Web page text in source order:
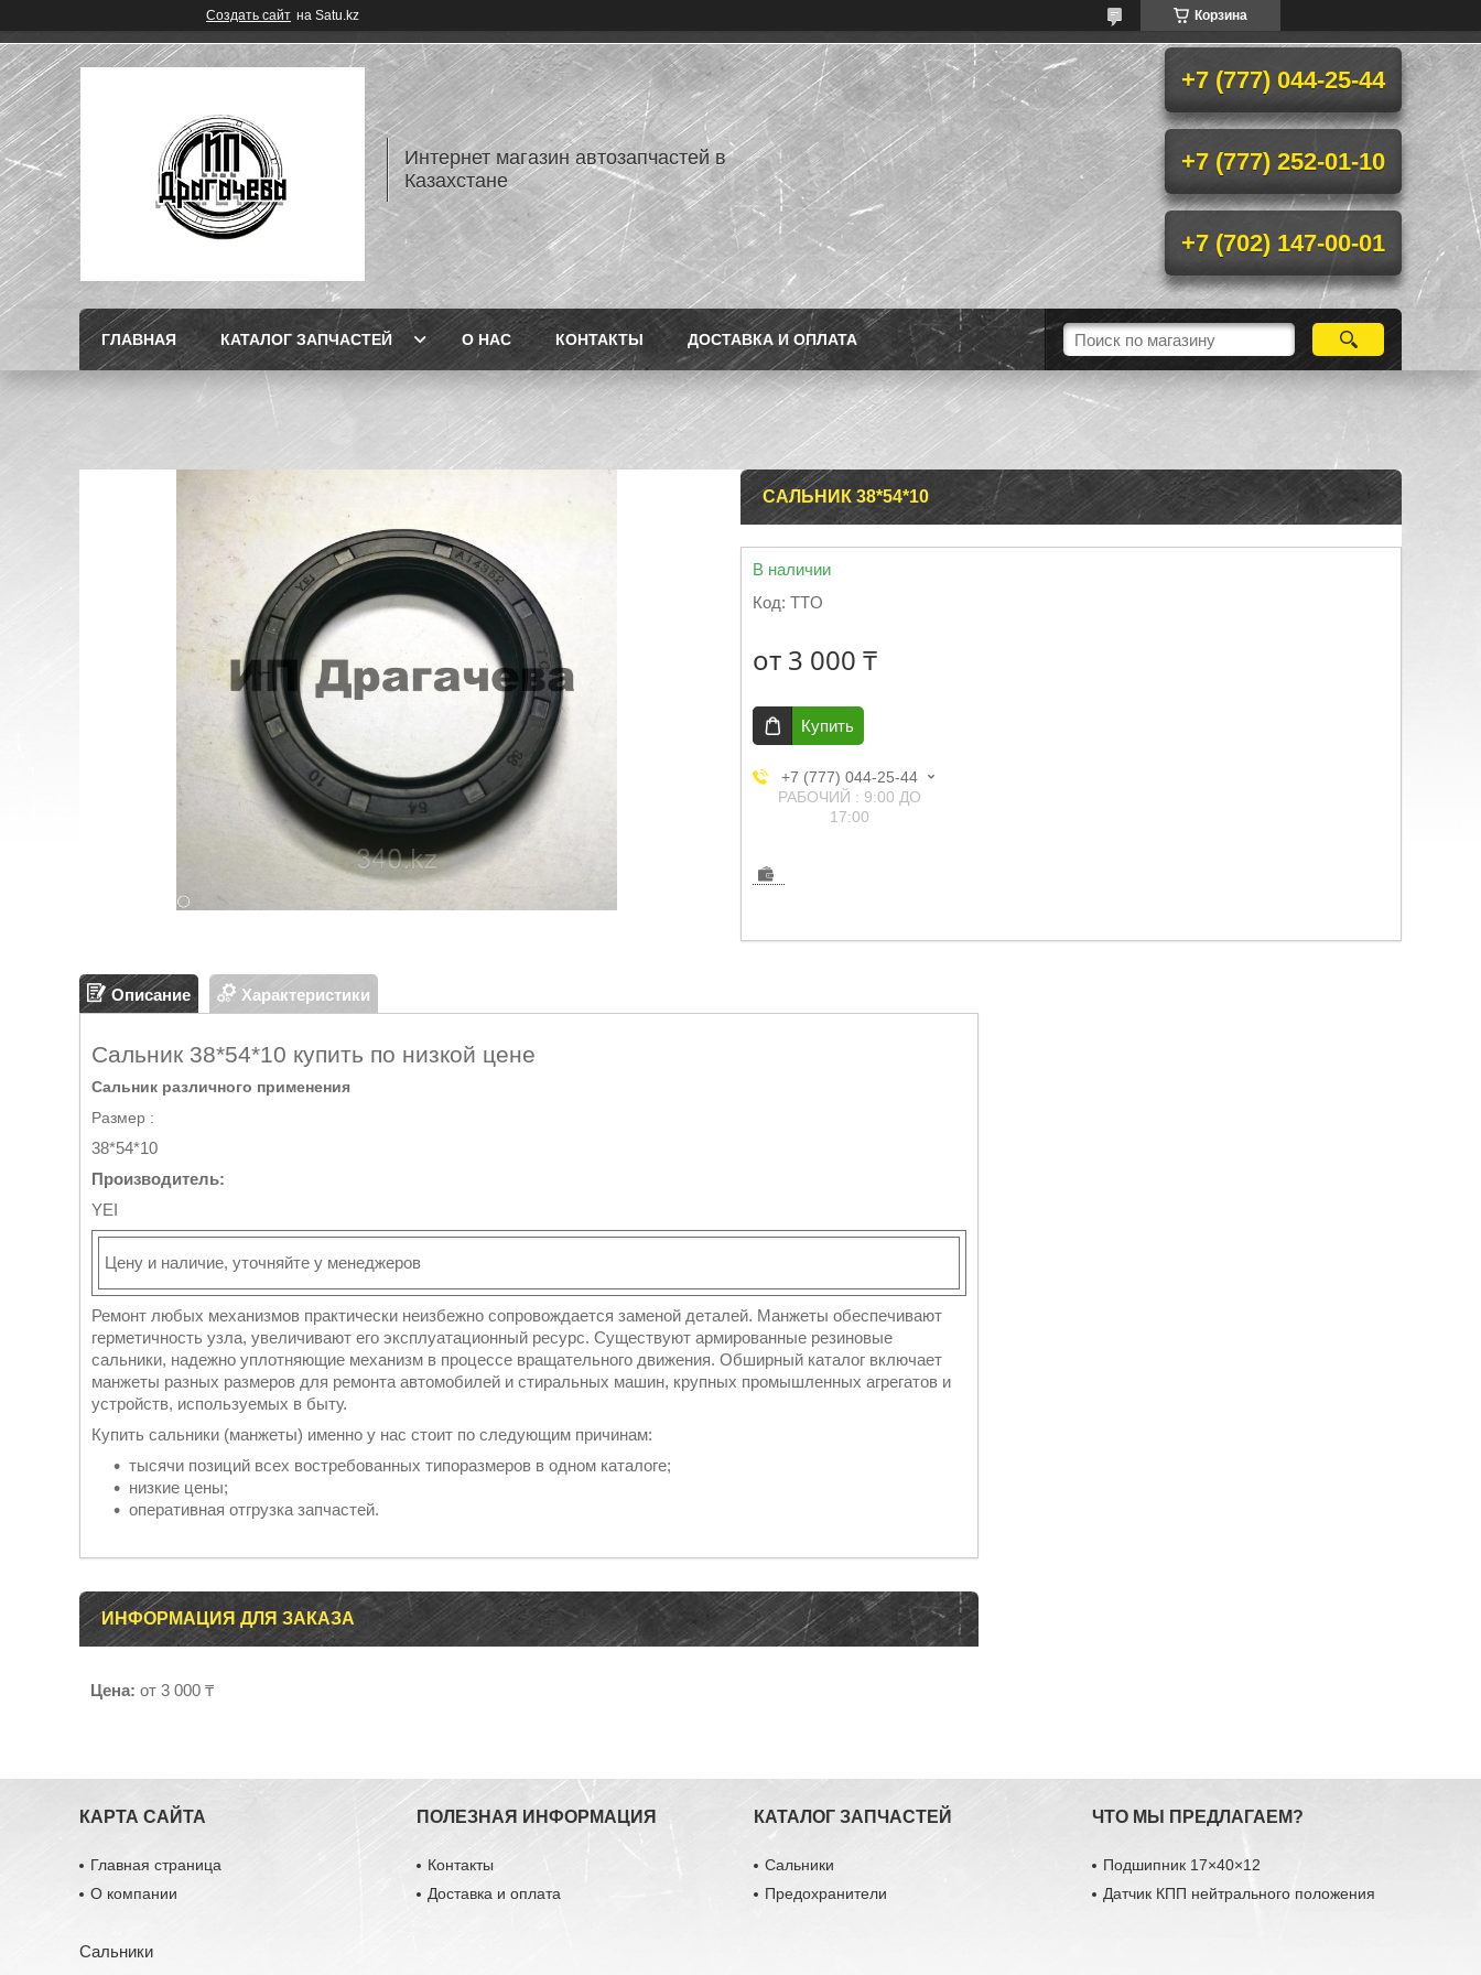
Создать сайт на Satu.kz Корзина
Интернет магазин автозапчастей в
Казахстане
+7 (777) 044-25-44
+7 (777) 252-01-10
+7 (702) 147-00-01
ГЛАВНАЯ КАТАЛОГ ЗАПЧАСТЕЙ О НАС КОНТАКТЫ ДОСТАВКА И ОПЛАТА
САЛЬНИК 38*54*10
В наличии
Код: TTO
от 3 000 ₸
Купить
+7 (777) 044-25-44
РАБОЧИЙ : 9:00 ДО
17:00
Описание Характеристики
Сальник 38*54*10 купить по низкой цене
Сальник различного применения
Размер :
38*54*10
Производитель:
YEI
Цену и наличие, уточняйте у менеджеров
Ремонт любых механизмов практически неизбежно сопровождается заменой деталей. Манжеты обеспечивают
герметичность узла, увеличивают его эксплуатационный ресурс. Существуют армированные резиновые
сальники, надежно уплотняющие механизм в процессе вращательного движения. Обширный каталог включает
манжеты разных размеров для ремонта автомобилей и стиральных машин, крупных промышленных агрегатов и
устройств, используемых в быту.
Купить сальники (манжеты) именно у нас стоит по следующим причинам:
тысячи позиций всех востребованных типоразмеров в одном каталоге;
низкие цены;
оперативная отгрузка запчастей.
ИНФОРМАЦИЯ ДЛЯ ЗАКАЗА
Цена: от 3 000 ₸
КАРТА САЙТА
Главная страница
О компании
ПОЛЕЗНАЯ ИНФОРМАЦИЯ
Контакты
Доставка и оплата
КАТАЛОГ ЗАПЧАСТЕЙ
Сальники
Предохранители
ЧТО МЫ ПРЕДЛАГАЕМ?
Подшипник 17×40×12
Датчик КПП нейтрального положения
Сальники